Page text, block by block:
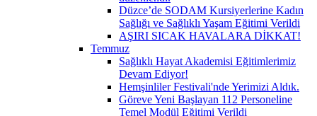
Düzce’de SODAM Kursiyerlerine Kadın
Sağlığı ve Sağlıklı Yaşam Eğitimi Verildi
AŞIRI SICAK HAVALARA DİKKAT!
Temmuz
Sağlıklı Hayat Akademisi Eğitimlerimiz
Devam Ediyor!
Hemşinliler Festivali'nde Yerimizi Aldık.
Göreve Yeni Başlayan 112 Personeline
Temel Modül Eğitimi Verildi